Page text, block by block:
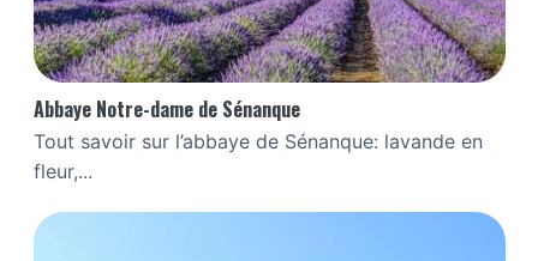
Abbaye Notre-dame de Sénanque
Tout savoir sur l’abbaye de Sénanque: lavande en
fleur,...